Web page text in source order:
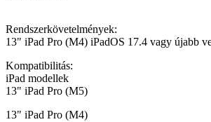
Rendszerkövetelmények:
13" iPad Pro (M4) iPadOS 17.4 vagy újabb
Kompatibilitás:
iPad modellek
13" iPad Pro (M5)
13" iPad Pro (M4)